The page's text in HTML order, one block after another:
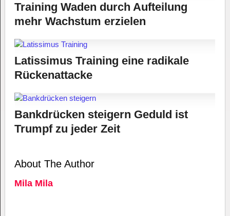
Training Waden durch Aufteilung
mehr Wachstum erzielen
Latissimus Training eine radikale
Rückenattacke
Bankdrücken steigern Geduld ist
Trumpf zu jeder Zeit
About The Author
Mila Mila